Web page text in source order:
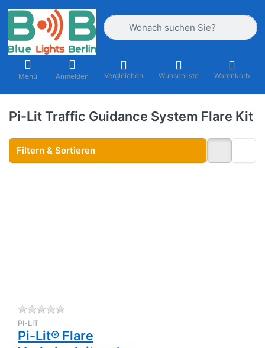
Geben Sie einen Suchbegriff ein.
Menü Anmelden Vergleichen Wunschliste Warenkorb
Pi-Lit Traffic Guidance System Flare Kit
Filtern & Sortieren
PI-LIT
Pi-Lit® Flare